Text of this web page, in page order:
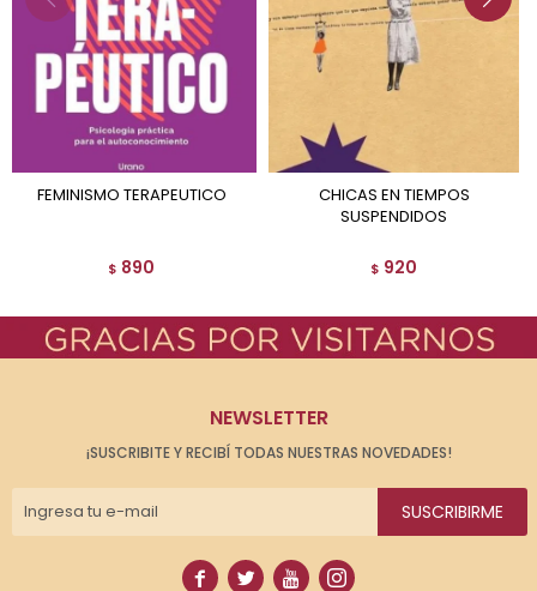
FEMINISMO TERAPEUTICO
$ 890
CHICAS EN TIEMPOS
SUSPENDIDOS
$ 920
NEWSLETTER
¡SUSCRIBITE Y RECIBÍ TODAS NUESTRAS NOVEDADES!
SUSCRIBIRME
   